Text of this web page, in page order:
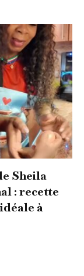
Sheila
: recette
à